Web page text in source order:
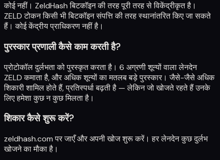
कोई नहीं। ZeldHash बिटकॉइन की तरह पूरी तरह से विकेंद्रीकृत है।
ZELD टोकन किसी भी बिटकॉइन संपत्ति की तरह स्थानांतरित किए जा सकते
हैं। कोई केंद्रीय प्राधिकरण नहीं है।
पुरस्कार प्रणाली कैसे काम करती है?
प्रोटोकॉल दुर्लभता को पुरस्कृत करता है। 6 अग्रणी शून्यों वाला लेनदेन
ZELD कमाता है, और अधिक शून्यों का मतलब बड़े पुरस्कार। जैसे-जैसे अधिक
शिकारी शामिल होते हैं, प्रतिस्पर्धा बढ़ती है — लेकिन जो खोजते रहते हैं उनके
लिए हमेशा कुछ न कुछ मिलता है।
शिकार कैसे शुरू करें?
zeldhash.comपर जाएँ और अपनी खोज शुरू करें। हर लेनदेन कुछ दुर्लभ
खोजने का मौका है।